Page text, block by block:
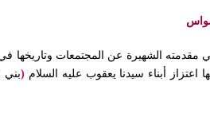
مقدمته الشهيرة عن المجتمعات
أبناء سيدنا يعقوب عليه السلام (بني